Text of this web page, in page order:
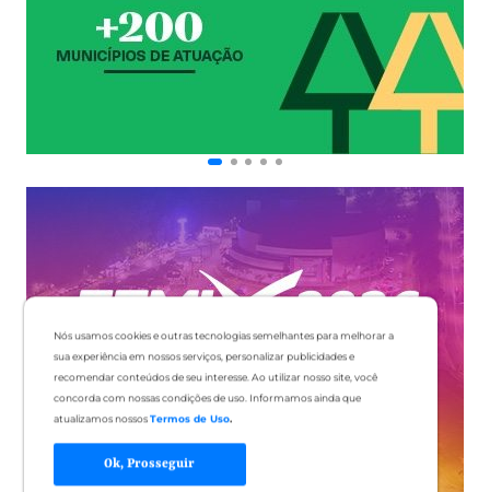
Nós usamos cookies e outras tecnologias semelhantes para melhorar a
sua experiência em nossos serviços, personalizar publicidades e
recomendar conteúdos de seu interesse. Ao utilizar nosso site, você
concorda com nossas condições de uso. Informamos ainda que
atualizamos nossosTermos de Uso.
Ok, Prosseguir